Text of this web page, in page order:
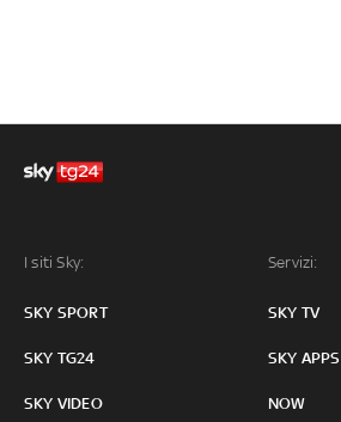
I siti Sky:
SKY SPORT
SKY TG24
SKY VIDEO
Servizi:
SKY TV
SKY APPS
NOW